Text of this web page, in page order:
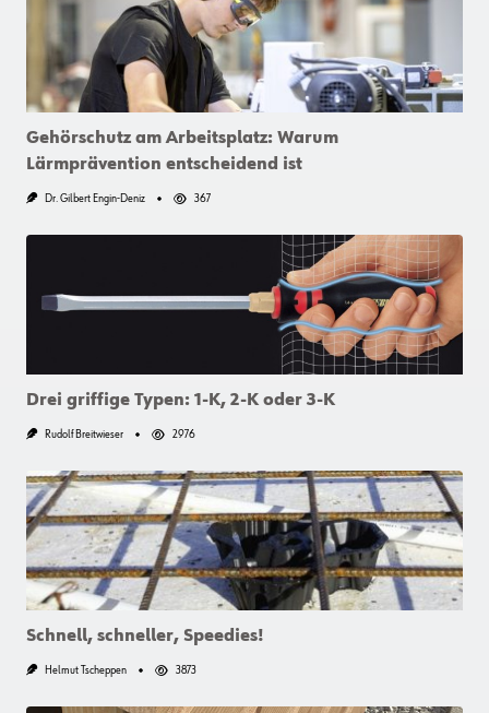
Gehörschutz am Arbeitsplatz: Warum
Lärmprävention entscheidend ist
Dr. Gilbert Engin-Deniz 367
Drei griffige Typen: 1-K, 2-K oder 3-K
Rudolf Breitwieser 2976
Schnell, schneller, Speedies!
Helmut Tscheppen 3873